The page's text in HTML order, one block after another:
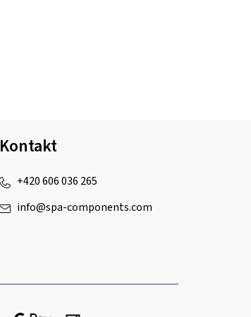
Kontakt
info@spa-components.com
+420 606 036 265